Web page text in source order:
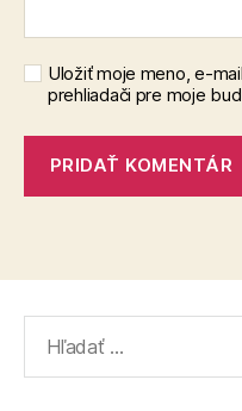
Uložiť moje meno, e-
prehliadači pre moje